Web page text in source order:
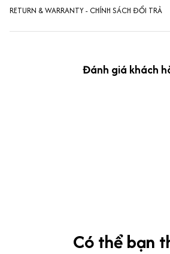
RETURN & WARRANTY - CHÍNH SÁCH ĐỔI TRẢ
Đánh giá khách
Có thể bạn